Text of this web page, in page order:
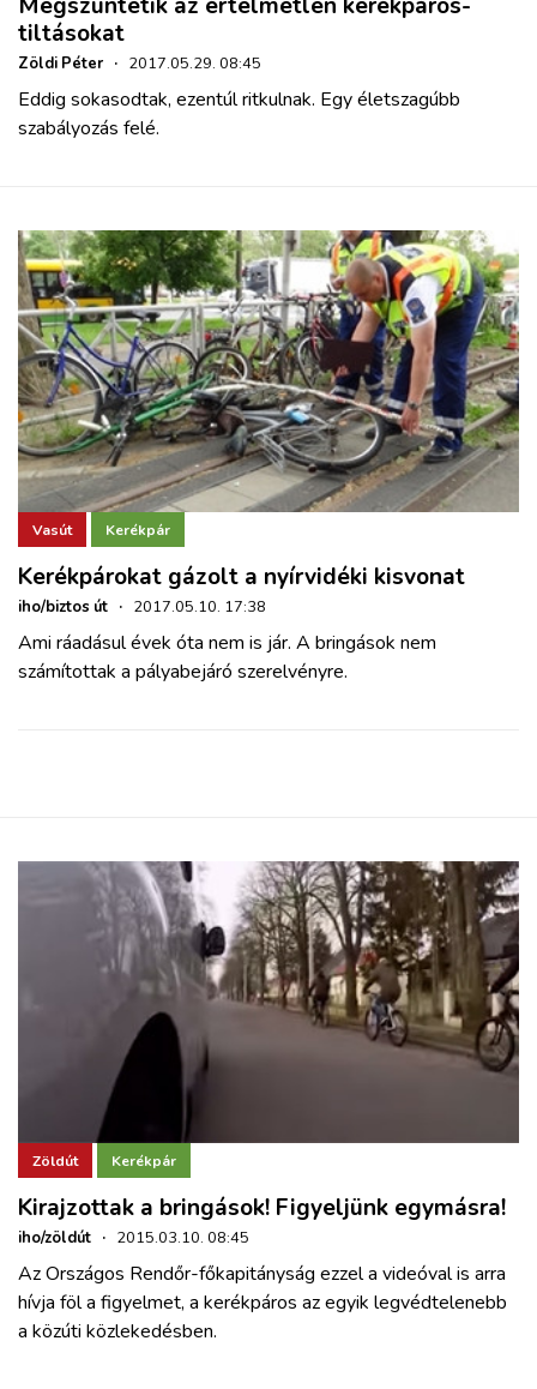
Megszüntetik az értelmetlen kerékpáros-
tiltásokat
Zöldi Péter · 2017.05.29. 08:45
Eddig sokasodtak, ezentúl ritkulnak. Egy életszagúbb
szabályozás felé.
Vasút Kerékpár
Kerékpárokat gázolt a nyírvidéki kisvonat
iho/biztos út · 2017.05.10. 17:38
Ami ráadásul évek óta nem is jár. A bringások nem
számítottak a pályabejáró szerelvényre.
Zöldút Kerékpár
Kirajzottak a bringások! Figyeljünk egymásra!
iho/zöldút · 2015.03.10. 08:45
Az Országos Rendőr-főkapitányság ezzel a videóval is arra
hívja föl a figyelmet, a kerékpáros az egyik legvédtelenebb
a közúti közlekedésben.